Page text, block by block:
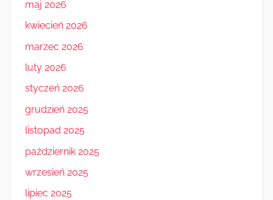
maj 2026
kwiecień 2026
marzec 2026
luty 2026
styczeń 2026
grudzień 2025
listopad 2025
październik 2025
wrzesień 2025
lipiec 2025